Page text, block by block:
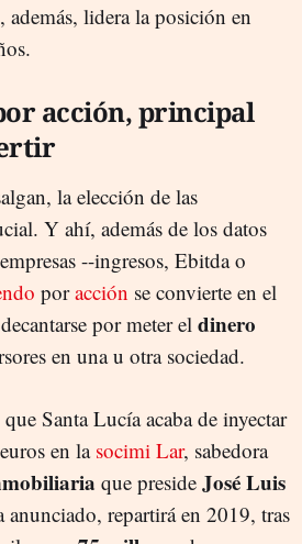
lidera la posición en
acción, principal
la elección de las
Y ahí, además de los datos
--ingresos, Ebitda o
poracción se convierte en el
por meter el dinero
en una u otra sociedad.
Santa Lucía acaba de inyectar
en lasocimi Lar, sabedora
que preside José Luis
anunciado, repartirá en 2019, tras